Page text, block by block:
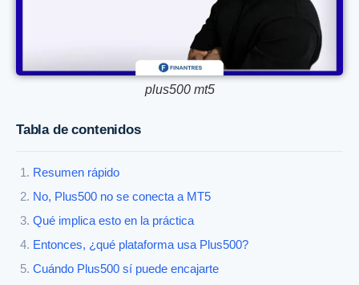
plus500 mt5
Tabla de contenidos
Resumen rápido
No, Plus500 no se conecta a MT5
Qué implica esto en la práctica
Entonces, ¿qué plataforma usa Plus500?
Cuándo Plus500 sí puede encajarte